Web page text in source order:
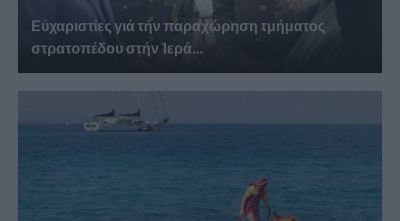
Εὐχαριστίες γιά τήν παραχώρηση τμήματος
στρατοπέδου στήν Ἱερά...